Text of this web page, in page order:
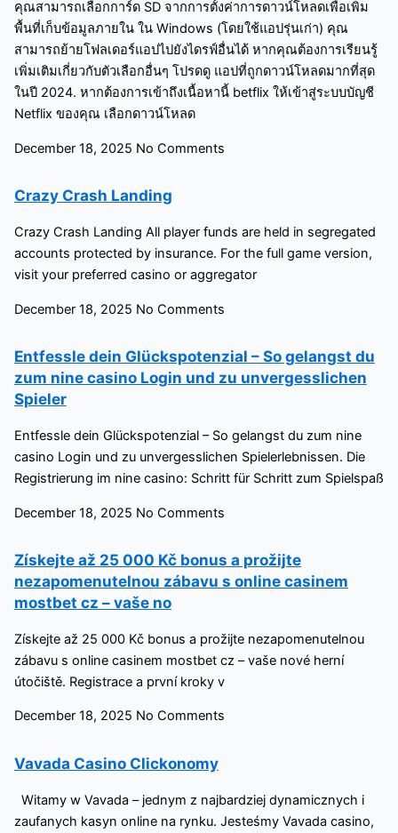
คุณสามารถเลือกการ์ด SD จากการตั้งค่าการดาวน์โหลดเพื่อเพิ่ม
พื้นที่เก็บข้อมูลภายใน ใน Windows (โดยใช้แอปรุ่นเก่า) คุณ
สามารถย้ายโฟลเดอร์แอปไปยังไดรฟ์อื่นได้ หากคุณต้องการเรียนรู้
เพิ่มเติมเกี่ยวกับตัวเลือกอื่นๆ โปรดดู แอปที่ถูกดาวน์โหลดมากที่สุด
ในปี 2024. หากต้องการเข้าถึงเนื้อหานี้ betflix ให้เข้าสู่ระบบบัญชี
Netflix ของคุณ เลือกดาวน์โหลด
December 18, 2025 No Comments
Crazy Crash Landing
Crazy Crash Landing All player funds are held in segregated
accounts protected by insurance. For the full game version,
visit your preferred casino or aggregator
December 18, 2025 No Comments
Entfessle dein Glückspotenzial – So gelangst du
zum nine casino Login und zu unvergesslichen
Spieler
Entfessle dein Glückspotenzial – So gelangst du zum nine
casino Login und zu unvergesslichen Spielerlebnissen. Die
Registrierung im nine casino: Schritt für Schritt zum Spielspaß
December 18, 2025 No Comments
Získejte až 25 000 Kč bonus a prožijte
nezapomenutelnou zábavu s online casinem
mostbet cz – vaše no
Získejte až 25 000 Kč bonus a prožijte nezapomenutelnou
zábavu s online casinem mostbet cz – vaše nové herní
útočiště. Registrace a první kroky v
December 18, 2025 No Comments
Vavada Casino Clickonomy
Witamy w Vavada – jednym z najbardziej dynamicznych i
zaufanych kasyn online na rynku. Jesteśmy Vavada casino,